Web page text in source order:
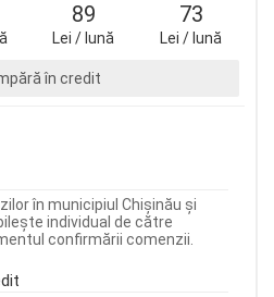
89
Lei / lună
73
Lei / lună
în credit
în municipiul Chișinău și
individual de către
confirmării comenzii.